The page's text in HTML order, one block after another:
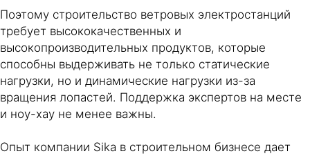
Поэтому строительство ветровых электростанций
требует высококачественных и
высокопроизводительных продуктов, которые
способны выдерживать не только статические
нагрузки, но и динамические нагрузки из-за
вращения лопастей. Поддержка экспертов на месте
и ноу-хау не менее важны.
Опыт компании Sika в строительном бизнесе дает